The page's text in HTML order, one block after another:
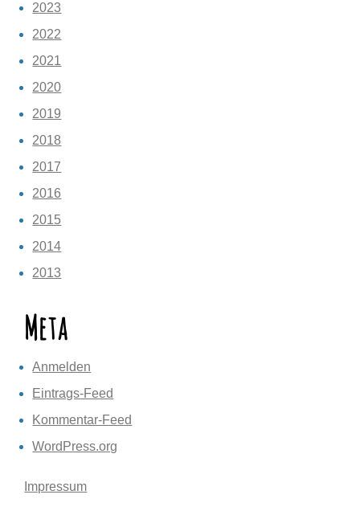
2023
2022
2021
2020
2019
2018
2017
2016
2015
2014
2013
Meta
Anmelden
Eintrags-Feed
Kommentar-Feed
WordPress.org
Impressum